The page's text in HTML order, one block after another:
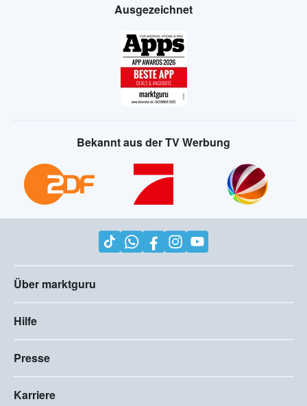
Ausgezeichnet
Bekannt aus der TV Werbung
Über marktguru
Hilfe
Presse
Karriere